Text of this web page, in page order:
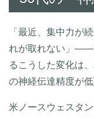
「最近、集中力が
れが取れない」――
るこうした変化は
の神経伝達精度が
米ノースウェスタ